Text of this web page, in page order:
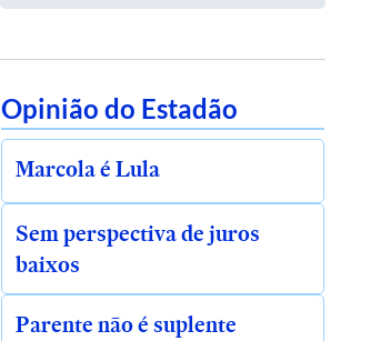
Opinião do Estadão
Marcola é Lula
Sem perspectiva de juros
baixos
Parente não é suplente